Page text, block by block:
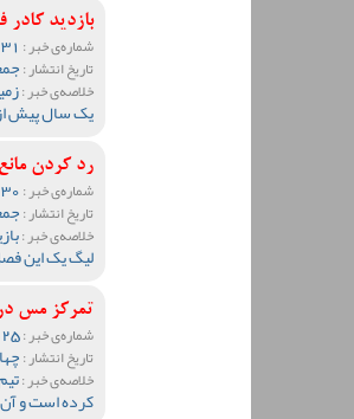
بازدید
شماره‌ی خبر :
تاریخ انتشار :جمعه 18
خلاصه‌ی خبر :
یک سال پیش
رد کردن
شماره‌ی خبر :
تاریخ انتشار :جمعه 18
خلاصه‌ی خبر :
لیگ یک این
تمرکز مس
شماره‌ی خبر :91025
تاریخ انتشار :
خلاصه‌ی خبر :
کرده است و